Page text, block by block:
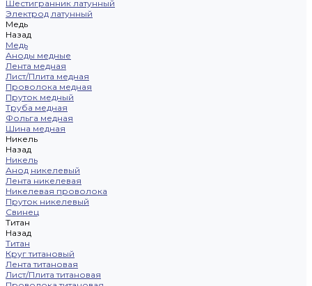
Шестигранник латунный
Электрод латунный
Медь
Назад
Медь
Аноды медные
Лента медная
Лист/Плита медная
Проволока медная
Пруток медный
Труба медная
Фольга медная
Шина медная
Никель
Назад
Никель
Анод никелевый
Лента никелевая
Никелевая проволока
Пруток никелевый
Свинец
Титан
Назад
Титан
Круг титановый
Лента титановая
Лист/Плита титановая